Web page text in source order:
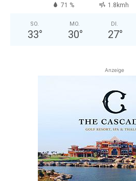
71 % 1.8kmh
SO.
33°
MO.
30°
DI.
27°
Anzeige